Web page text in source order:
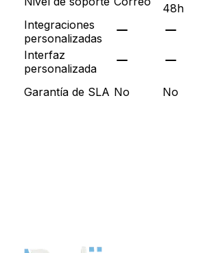
48h
Integraciones
personalizadas
Interfaz
personalizada
Garantía de SLA No No